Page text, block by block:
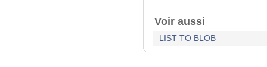
Voir aussi
LIST TO BLOB